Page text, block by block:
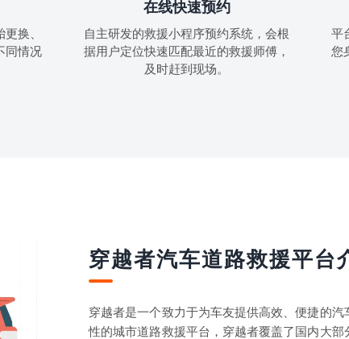
换、
同情况
在线快速预约
自主研发的救援小程序预约系统，会根
据用户定位快速匹配最近的救援师傅，
及时赶到现场。
平
您
穿越者汽车道路救援平台
穿越者是一个致力于为车友提供高效、便捷的
性的城市道路救援平台，穿越者覆盖了国内大